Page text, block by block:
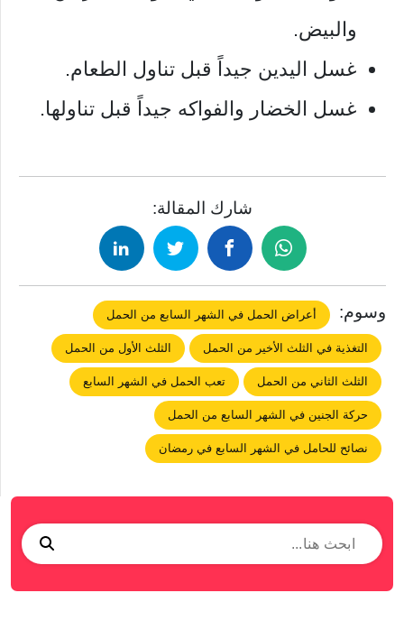
والبيض.
غسل اليدين جيداً قبل تناول الطعام.
غسل الخضار والفواكه جيداً قبل تناولها.
شارك المقالة:
وسوم: أعراض الحمل في الشهر السابع من الحمل
التغذية في الثلث الأخير من الحمل الثلث الأول من الحمل
الثلث الثاني من الحمل تعب الحمل في الشهر السابع
حركة الجنين في الشهر السابع من الحمل
نصائح للحامل في الشهر السابع في رمضان